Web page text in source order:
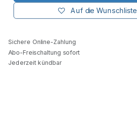
Auf die Wunschliste
Sichere Online-Zahlung
Abo-Freischaltung sofort
Jederzeit kündbar